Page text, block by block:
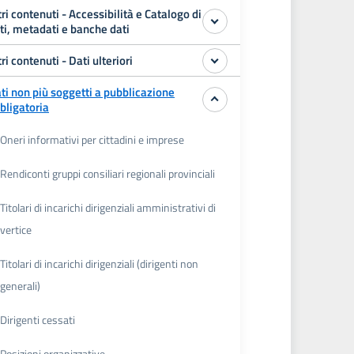
contenuti - Accessibilità e Catalogo di
metadati e banche dati
contenuti - Dati ulteriori
non più soggetti a pubblicazione
Oneri informativi per cittadini e imprese
Rendiconti gruppi consiliari regionali provinciali
Titolari di incarichi dirigenziali amministrativi di
vertice
Titolari di incarichi dirigenziali (dirigenti non
generali)
Dirigenti cessati